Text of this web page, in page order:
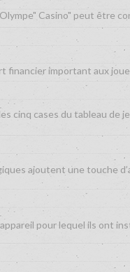
Casino" peut être
financier important aux
cinq cases du tableau de
ajoutent une touche
pour lequel ils ont